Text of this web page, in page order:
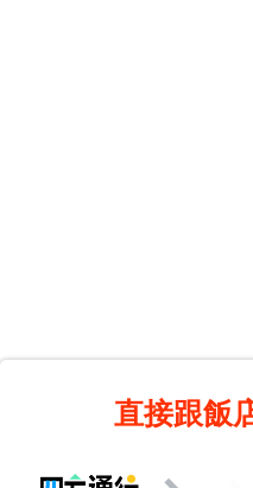
直接跟飯